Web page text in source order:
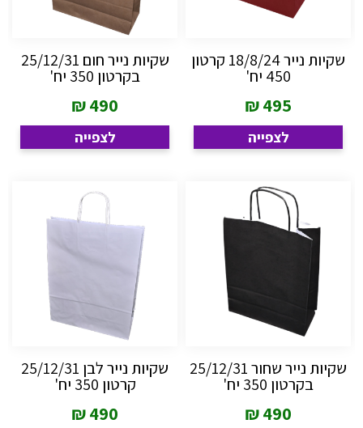
שקיות נייר 18/8/24 קרטון
450 יח'
495
₪
לצפייה
שקיות נייר חום 25/12/31
בקרטון 350 יח'
490
₪
לצפייה
שקיות נייר שחור 25/12/31
בקרטון 350 יח'
490
₪
שקיות נייר לבן 25/12/31
קרטון 350 יח'
490
₪